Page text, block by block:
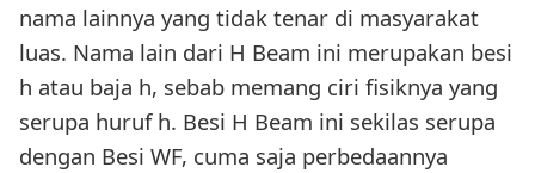
nama lainnya yang tidak tenar di masyarakat
luas. Nama lain dari H Beam ini merupakan besi
h atau baja h, sebab memang ciri fisiknya yang
serupa huruf h. Besi H Beam ini sekilas serupa
dengan Besi WF, cuma saja perbedaannya